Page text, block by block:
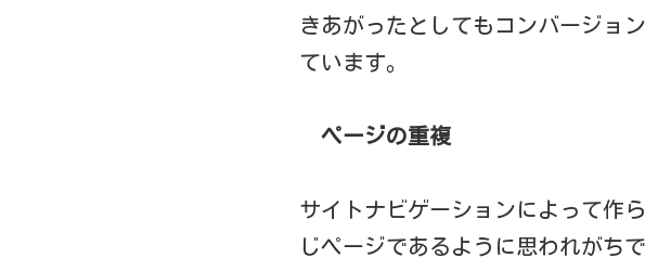
きあがったとしてもコンバージョ
ています。
ページの重複
サイトナビゲーションによって作
じページであるように思われがち